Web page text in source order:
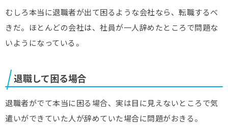
むしろ本当に退職者が出て困るような会社なら、転職するべ
きだ。ほとんどの会社は、社員が一人辞めたところで問題な
いようになっている。
退職して困る場合
退職者がでて本当に困る場合、実は目に見えないところで気
遣いができていた人が辞めていた場合に問題がおきる。